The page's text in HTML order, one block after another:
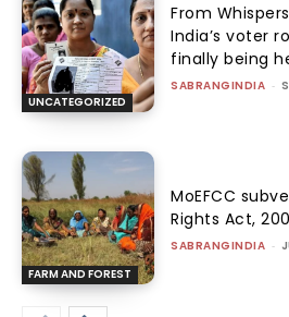
UNCATEGORIZED
From
India’s voter
finally being
SABRANGINDIA -
FARM AND FOREST
MoEFCC
Rights Act,
SABRANGINDIA -